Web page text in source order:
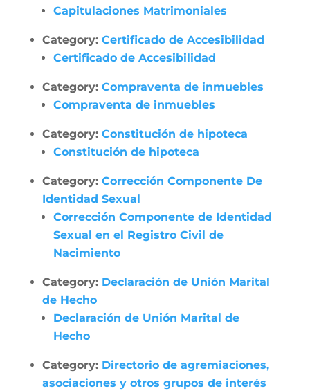
Capitulaciones Matrimoniales
Category: Certificado de Accesibilidad
Certificado de Accesibilidad
Category: Compraventa de inmuebles
Compraventa de inmuebles
Category: Constitución de hipoteca
Constitución de hipoteca
Category: Corrección Componente De
Identidad Sexual
Corrección Componente de Identidad
Sexual en el Registro Civil de
Nacimiento
Category: Declaración de Unión Marital
de Hecho
Declaración de Unión Marital de
Hecho
Category: Directorio de agremiaciones,
asociaciones y otros grupos de interés